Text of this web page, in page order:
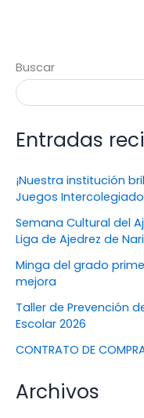
Buscar
Entradas
¡Nuestra institución
Juegos
Semana Cultural del
Liga de Ajedrez de
Minga del grado
mejora
Taller de Prevención
Escolar 2026
CONTRATO DE
Archivos